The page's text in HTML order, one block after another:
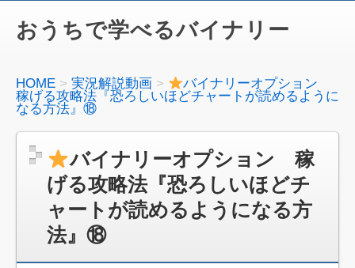
おうちで学べるバイナリー
HOME 実況解説動画
バイナリーオプション
稼げる攻略法『恐ろしいほどチャートが読めるように
なる方法』⑱
バイナリーオプション 稼
げる攻略法『恐ろしいほどチ
ャートが読めるようになる方
法』⑱